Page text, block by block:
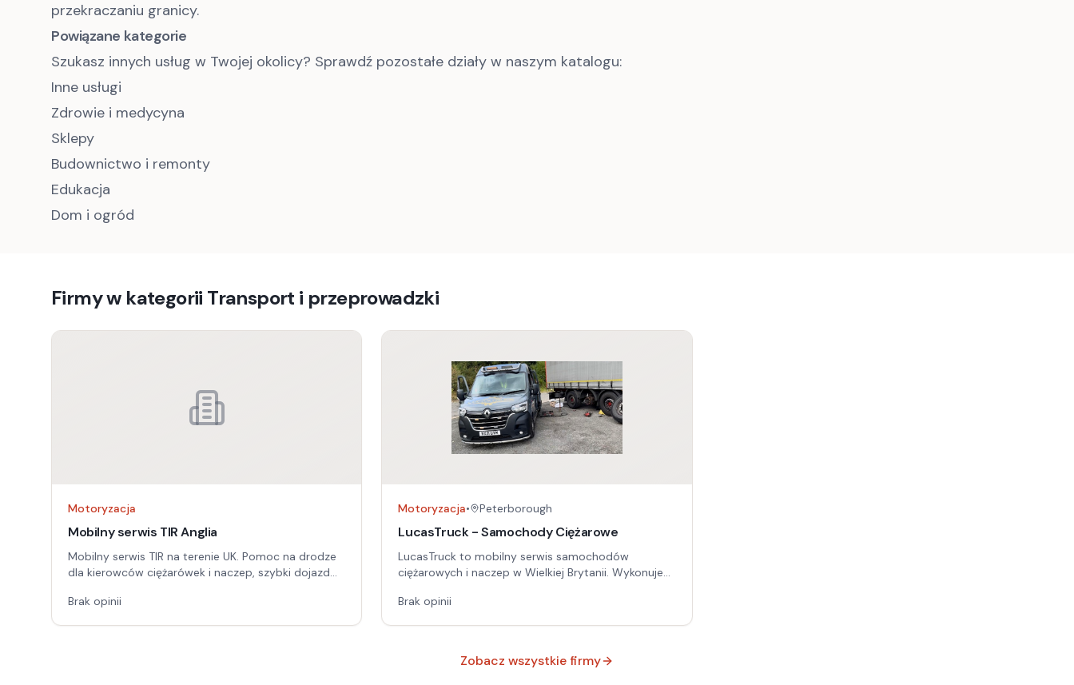
przekraczaniu granicy.
Powiązane kategorie
Szukasz innych usług w Twojej okolicy? Sprawdź pozostałe działy w naszym katalogu:
Inne usługi
Zdrowie i medycyna
Sklepy
Budownictwo i remonty
Edukacja
Dom i ogród
Firmy w kategorii Transport i przeprowadzki
Motoryzacja
Mobilny serwis TIR Anglia
Mobilny serwis TIR na terenie UK. Pomoc na drodze
dla kierowców ciężarówek i naczep, szybki dojazd
Kontakt telefoniczny i WhatsApp.
Brak opinii
Motoryzacja• Peterborough
LucasTruck - Samochody Ciężarowe
LucasTruck to mobilny serwis samochodów
ciężarowych i naczep w Wielkiej Brytanii. Wykonuje
serwis kluczowych układów pojazdu. Dojazd m.in. do
Brak opinii
Zobacz wszystkie firmy